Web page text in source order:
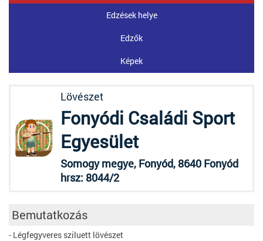
Edzések helye
Edzők
Képek
Lövészet
Fonyódi Családi Sport
Egyesület
Somogy megye, Fonyód, 8640 Fonyód
hrsz: 8044/2
Bemutatkozás
- Légfegyveres sziluett lövészet